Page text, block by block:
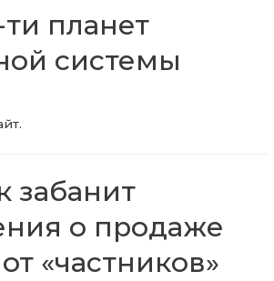
планет
системы
забанит
о продаже
«частников»